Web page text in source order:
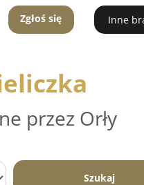
Zgłoś się Inne
przez Orły
Szukaj